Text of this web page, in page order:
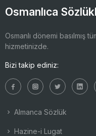
Osmanlıca
Osmanlı dönemi basılmış
hizmetinizde.
Bizi takip ediniz:
Almanca Sözlük
Hazine-i Lugat